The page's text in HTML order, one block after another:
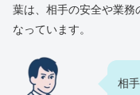
葉は、相手の安全や業務
なっています。
相